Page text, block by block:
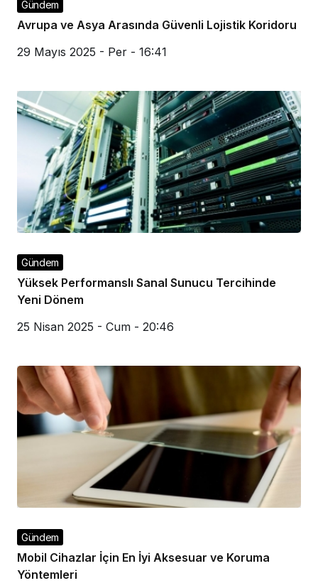
Gündem
Avrupa ve Asya Arasında Güvenli Lojistik Koridoru
29 Mayıs 2025 - Per - 16:41
Gündem
Yüksek Performanslı Sanal Sunucu Tercihinde
Yeni Dönem
25 Nisan 2025 - Cum - 20:46
Gündem
Mobil Cihazlar İçin En İyi Aksesuar ve Koruma
Yöntemleri